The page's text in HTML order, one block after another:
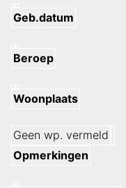
Geb.datum
Beroep
Woonplaats
Geen wp. vermeld
Opmerkingen